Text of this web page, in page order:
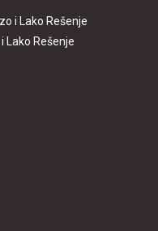
Lako Rešenje